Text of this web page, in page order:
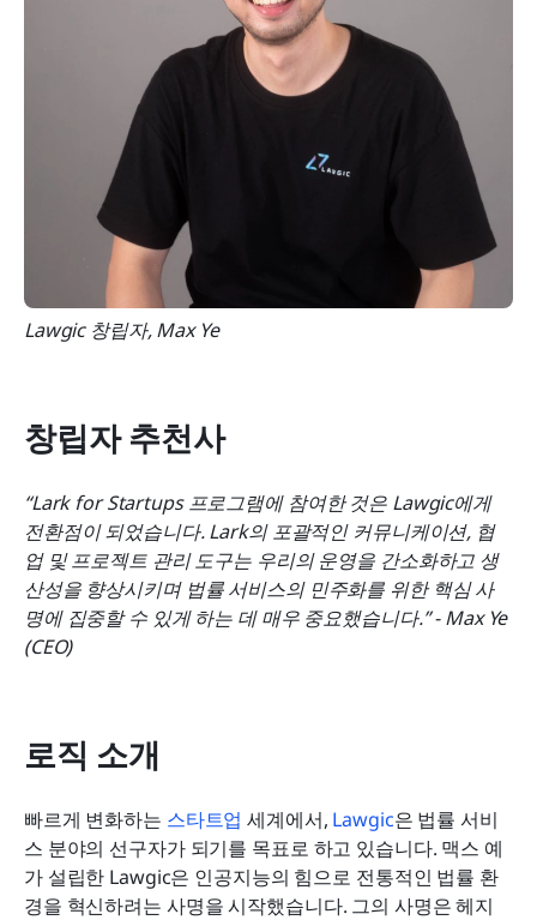
Lawgic 창립자, Max Ye
창립자 추천사
“Lark for Startups 프로그램에 참여한 것은 Lawgic에게
전환점이 되었습니다. Lark의 포괄적인 커뮤니케이션, 협
업 및 프로젝트 관리 도구는 우리의 운영을 간소화하고 생
산성을 향상시키며 법률 서비스의 민주화를 위한 핵심 사
명에 집중할 수 있게 하는 데 매우 중요했습니다.” - Max Ye
(CEO)
로직 소개
빠르게 변화하는 스타트업 세계에서, Lawgic은 법률 서비
스 분야의 선구자가 되기를 목표로 하고 있습니다. 맥스 예
가 설립한 Lawgic은 인공지능의 힘으로 전통적인 법률 환
경을 혁신하려는 사명을 시작했습니다. 그의 사명은 헤지